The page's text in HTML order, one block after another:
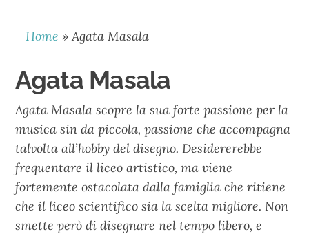
Home »Agata Masala
Agata Masala
Agata Masala scopre la sua forte passione per la
musica sin da piccola, passione che accompagna
talvolta all’hobby del disegno. Desidererebbe
frequentare il liceo artistico, ma viene
fortemente ostacolata dalla famiglia che ritiene
che il liceo scientifico sia la scelta migliore. Non
smette però di disegnare nel tempo libero, e